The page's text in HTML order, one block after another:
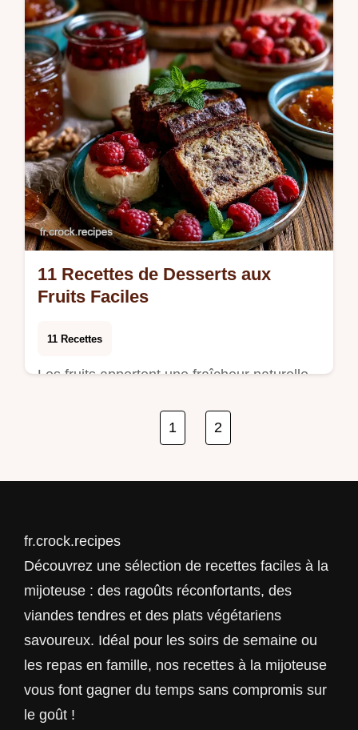
11 Recettes de Desserts aux
Fruits Faciles
11 Recettes
Les fruits apportent une fraîcheur naturelle
en un moment de légèreté. Que vous ayez
1 2
fr.crock.recipes
Découvrez une sélection de recettes faciles à la
mijoteuse : des ragoûts réconfortants, des
viandes tendres et des plats végétariens
savoureux. Idéal pour les soirs de semaine ou
les repas en famille, nos recettes à la mijoteuse
vous font gagner du temps sans compromis sur
le goût !